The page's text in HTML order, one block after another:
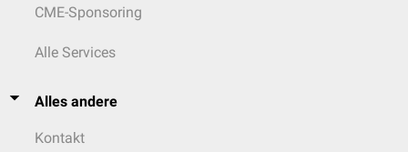
CME-Sponsoring
Alle Services
Alles andere
Kontakt